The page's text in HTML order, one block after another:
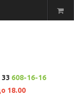
33 608-16-16
18.00